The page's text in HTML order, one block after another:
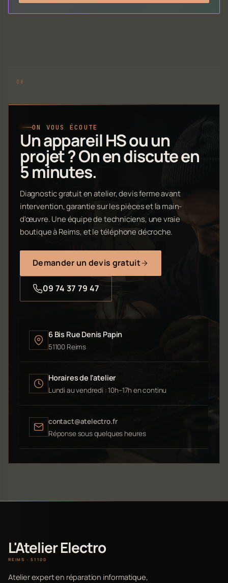
ON VOUS ÉCOUTE
Un appareil HS ou un
projet ? On en discute en
5 minutes.
Diagnostic gratuit en atelier, devis ferme avant
intervention, garantie sur les pièces et la main-
d'œuvre. Une équipe de techniciens, une vraie
boutique à Reims, et le téléphone décroche.
Demander un devis gratuit
09 74 37 79 47
6 Bis Rue Denis Papin
51100 Reims
Horaires de l'atelier
Lundi au vendredi : 10h–17h en continu
contact@atelectro.fr
Réponse sous quelques heures
L'Atelier Electro
REIMS · 51100
Atelier expert en réparation informatique,